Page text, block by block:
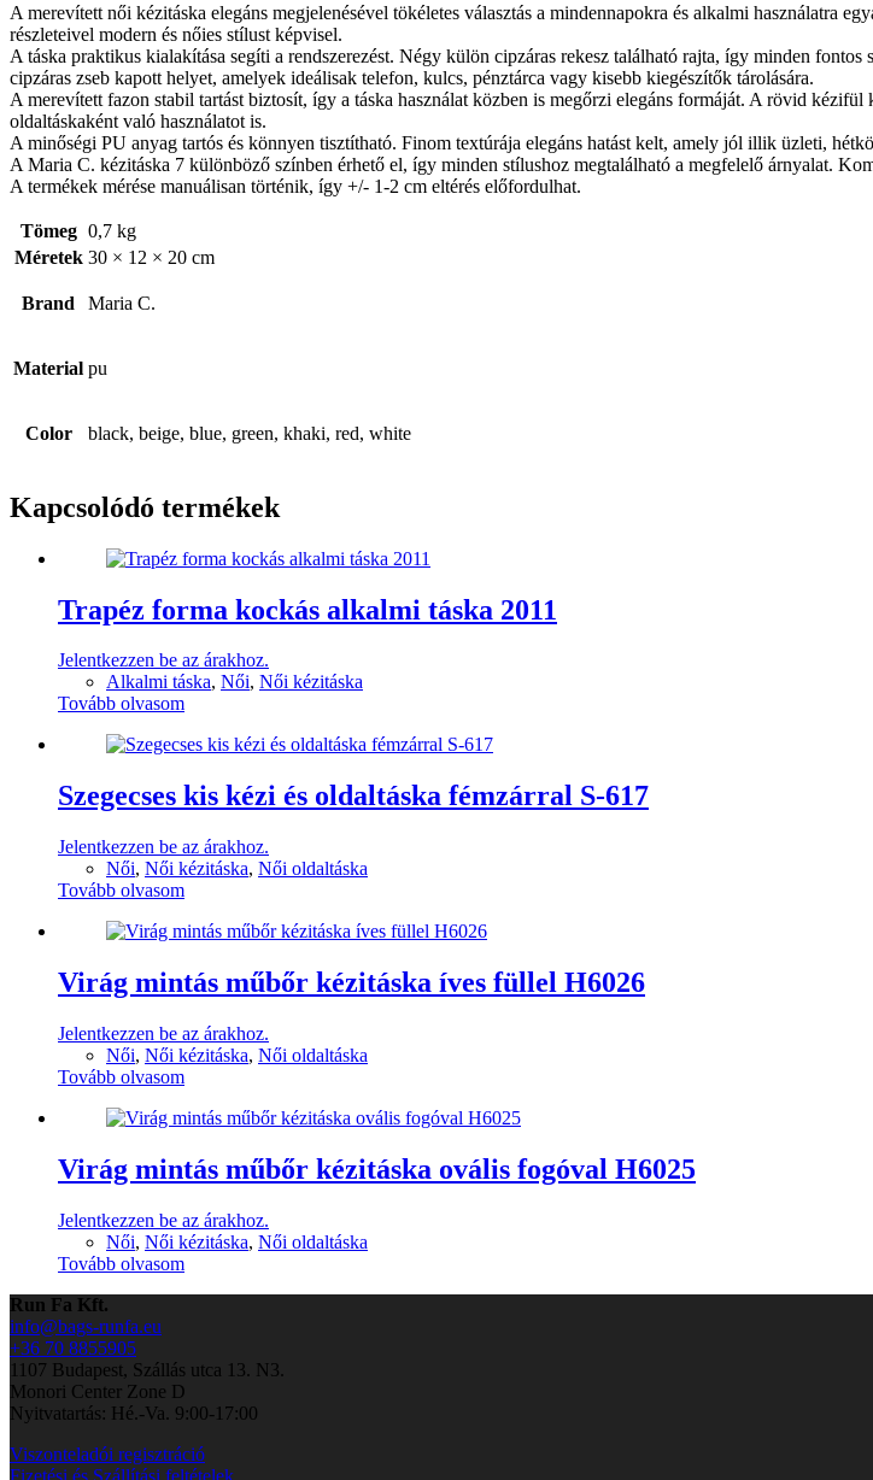
A merevített női kézitáska elegáns megjelenésével tökéletes választás a mindennapokra és alkalmi használatra
részleteivel modern és nőies stílust képvisel.
A táska praktikus kialakítása segíti a rendszerezést. Négy külön cipzáras rekesz található rajta, így minden
cipzáras zseb kapott helyet, amelyek ideálisak telefon, kulcs, pénztárca vagy kisebb kiegészítők tárolására.
A merevített fazon stabil tartást biztosít, így a táska használat közben is megőrzi elegáns formáját. A rövid
oldaltáskaként való használatot is.
A minőségi PU anyag tartós és könnyen tisztítható. Finom textúrája elegáns hatást kelt, amely jól illik üzleti,
A Maria C. kézitáska 7 különböző színben érhető el, így minden stílushoz megtalálható a megfelelő árnyalat.
A termékek mérése manuálisan történik, így +/- 1-2 cm eltérés előfordulhat.
Tömeg 0,7 kg
Méretek 30 × 12 × 20 cm
Brand Maria C.
Material pu
Color black, beige, blue, green, khaki, red, white
Kapcsolódó termékek
Trapéz forma kockás alkalmi táska 2011
Jelentkezzen be az árakhoz.
Alkalmi táska, Női, Női kézitáska
Tovább olvasom
Szegecses kis kézi és oldaltáska fémzárral S-617
Jelentkezzen be az árakhoz.
Női, Női kézitáska, Női oldaltáska
Tovább olvasom
Virág mintás műbőr kézitáska íves füllel H6026
Jelentkezzen be az árakhoz.
Női, Női kézitáska, Női oldaltáska
Tovább olvasom
Virág mintás műbőr kézitáska ovális fogóval H6025
Jelentkezzen be az árakhoz.
Női, Női kézitáska, Női oldaltáska
Tovább olvasom
Run Fa Kft.
info@bags-runfa.eu
+36 70 8855905
1107 Budapest, Szállás utca 13. N3.
Monori Center Zone D
Nyitvatartás: Hé.-Va. 9:00-17:00
Viszonteladói regisztráció
Fizetési és Szállítási feltételek